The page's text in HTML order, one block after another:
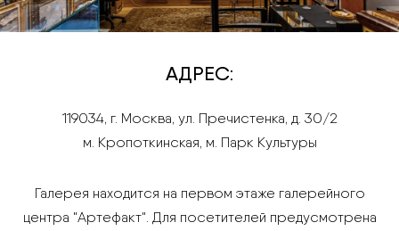
АДРЕС:
119034, г. Москва, ул. Пречистенка, д. 30/2
м. Кропоткинская, м. Парк Культуры
Галерея находится на первом этаже галерейного
центра "Артефакт". Для посетителей предусмотрена